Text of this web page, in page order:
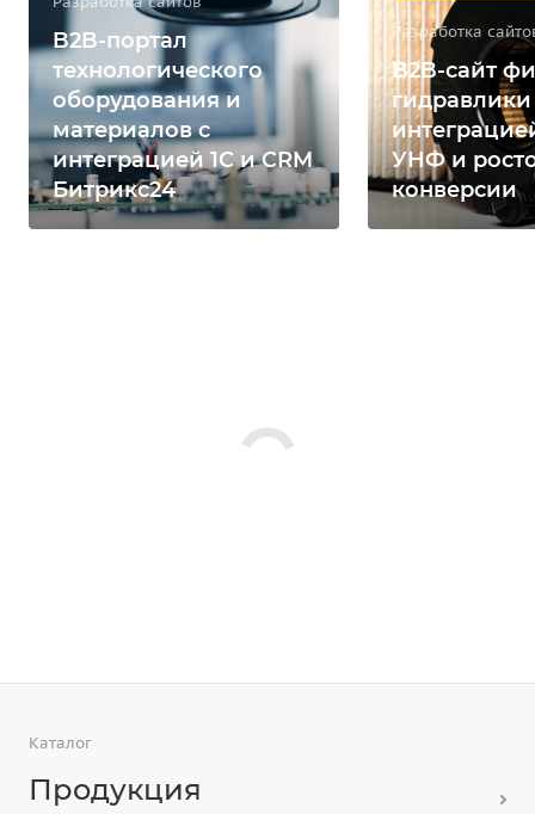
B2B-портал
технологического
оборудования и
материалов с
интеграцией 1С и CRM
Битрикс24
Разработка
B2B-сайт
гидравлики
УНФ и
конверсии
Каталог
Продукция